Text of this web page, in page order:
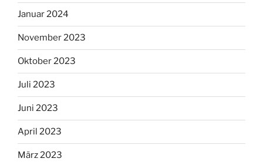
Januar 2024
November 2023
Oktober 2023
Juli 2023
Juni 2023
April 2023
März 2023